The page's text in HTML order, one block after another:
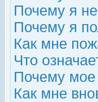
Почему я
Почему я
Как мне
Что
Почему мое
Как мне